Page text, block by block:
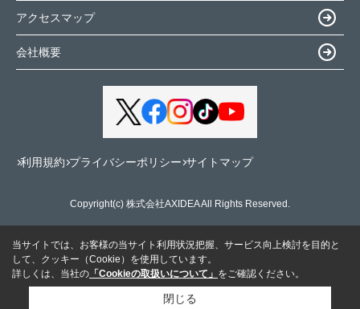
アクセスマップ
会社概要
利用規約 プライバシーポリシー サイトマップ
Copyright(c) 株式会社AXIDEA All Rights Reserved.
当サイトでは、お客様の当サイト利用状況把握、サービス向上検討を目的と
して、クッキー（Cookie）を使用しています。
詳しくは、当社の 「Cookieの取扱いについて」 をご確認ください。
閉じる